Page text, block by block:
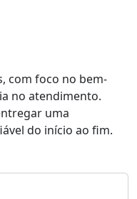
com foco no bem-
no atendimento.
uma
do início ao fim.